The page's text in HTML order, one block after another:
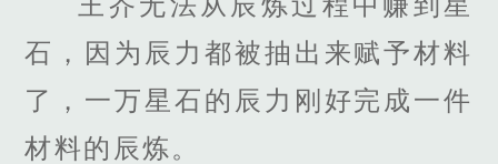
石，因为辰力都被抽出来赋予材料
了，一万星石的辰力刚好完成一件
材料的辰炼。